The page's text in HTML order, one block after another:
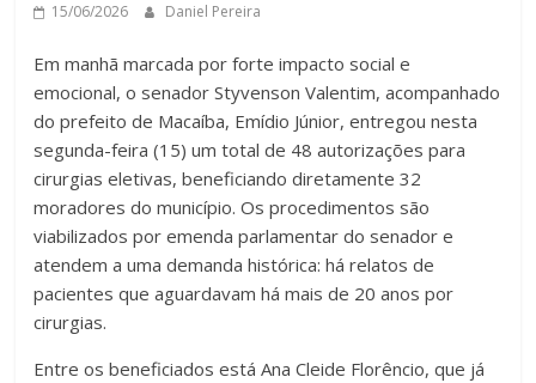
15/06/2026 Daniel Pereira
Em manhã marcada por forte impacto social e
emocional, o senador Styvenson Valentim, acompanhado
do prefeito de Macaíba, Emídio Júnior, entregou nesta
segunda-feira (15) um total de 48 autorizações para
cirurgias eletivas, beneficiando diretamente 32
moradores do município. Os procedimentos são
viabilizados por emenda parlamentar do senador e
atendem a uma demanda histórica: há relatos de
pacientes que aguardavam há mais de 20 anos por
cirurgias.
Entre os beneficiados está Ana Cleide Florêncio, que já